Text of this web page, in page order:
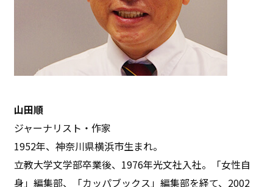
山田順
ジャーナリスト・作家
1952年、神奈川県横浜市生まれ。
立教大学文学部卒業後、1976年光文社入社。「女性自
身」編集部、「カッパブックス」編集部を経て、2002